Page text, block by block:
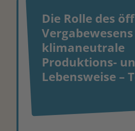
Die Rolle des
klimaneutrale
Produktions-
Lebensweise –